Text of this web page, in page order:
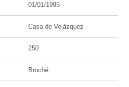
01/01/1995
Casa de Velázquez
250
Broché